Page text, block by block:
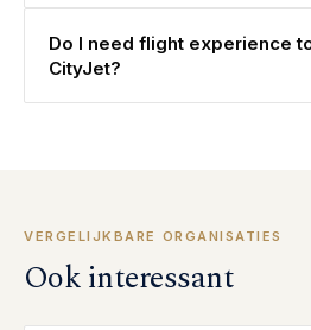
Do I need flight experience
CityJet?
VERGELIJKBARE ORGANISATIES
Ook interessant